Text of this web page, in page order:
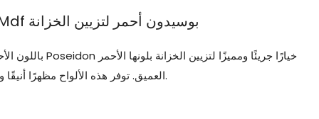
ألواح RENOLIT PST Premier Matt Mdf بوسيدون أحمر لتزيين الخزانة
العميق. توفر هذه الألواح مظهرًا أنيقًا وعصريًا لأي مساحة، مما يعزز المظهر الجمالي العام.